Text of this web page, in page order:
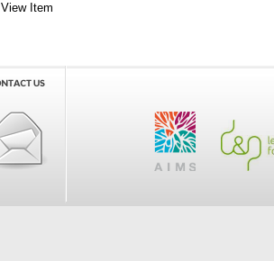
View Item